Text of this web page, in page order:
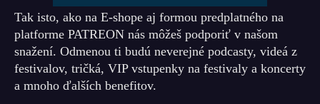
Tak isto, ako na E-shope aj formou predplatného na
platforme PATREON nás môžeš podporiť v našom
snažení. Odmenou ti budú neverejné podcasty, videá z
festivalov, tričká, VIP vstupenky na festivaly a koncerty
a mnoho ďalších benefitov.